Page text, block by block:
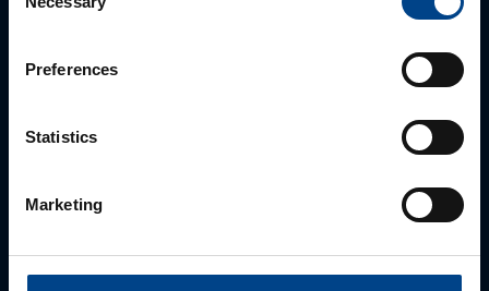
Selection
Preferences
Statistics
Marketing